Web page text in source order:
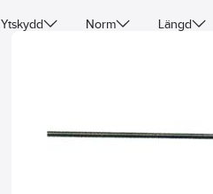
Ytskydd Norm Längd